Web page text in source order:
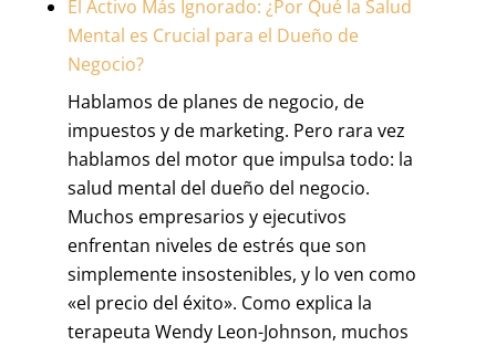
en
Latina
El Activo Más Ignorado: ¿Por Qué la Salud
Mental es Crucial para el Dueño de
Negocio?
Hablamos de planes de negocio, de
impuestos y de marketing. Pero rara vez
hablamos del motor que impulsa todo: la
salud mental del dueño del negocio.
Muchos empresarios y ejecutivos
enfrentan niveles de estrés que son
simplemente insostenibles, y lo ven como
«el precio del éxito». Como explica la
terapeuta Wendy Leon-Johnson, muchos